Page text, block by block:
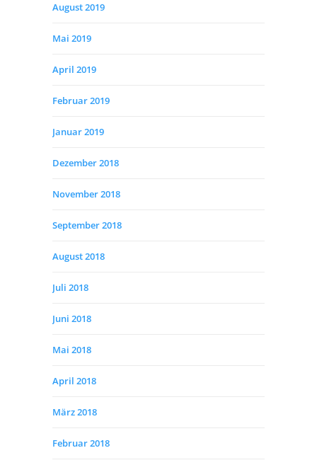
August 2019
Mai 2019
April 2019
Februar 2019
Januar 2019
Dezember 2018
November 2018
September 2018
August 2018
Juli 2018
Juni 2018
Mai 2018
April 2018
März 2018
Februar 2018